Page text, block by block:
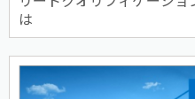
は